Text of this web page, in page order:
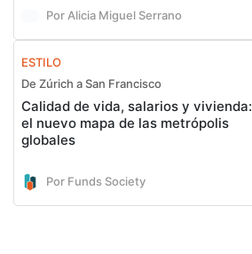
Por Alicia Miguel Serrano
ESTILO
De Zúrich a San Francisco
Calidad de vida, salarios y vivienda:
el nuevo mapa de las metrópolis
globales
Por Funds Society